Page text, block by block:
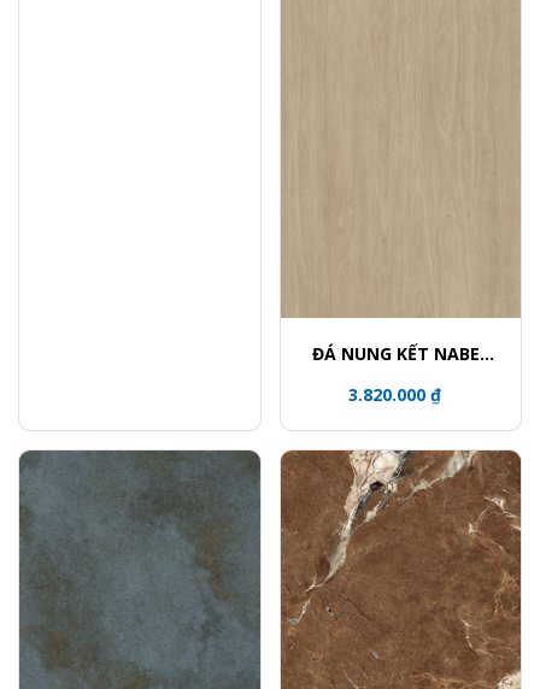
ĐÁ NUNG KẾT NABEL
3.820.000 ₫